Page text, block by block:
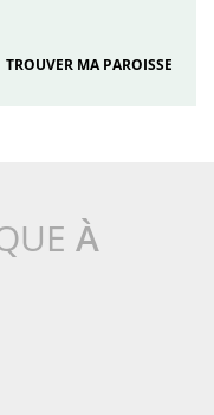
TROUVER MA PAROISSE
À